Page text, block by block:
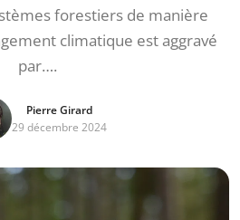
forestiers de manière
climatique est aggravé
par….
Pierre Girard
29 décembre 2024